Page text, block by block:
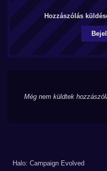
Hozzászólás
Még nem küldtek
Halo: Campaign Evolved